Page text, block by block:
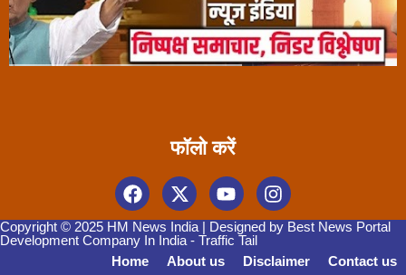
फॉलो करें
Copyright © 2025 HM News India | Designed by Best News Portal
Development Company In India - Traffic Tail
Home
About us Disclaimer Contact us